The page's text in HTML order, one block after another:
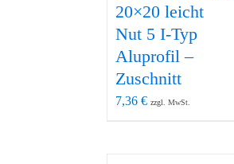
20×20 leicht
Nut 5 I-Typ
Aluprofil –
Zuschnitt
7,36€ zzgl. MwSt.